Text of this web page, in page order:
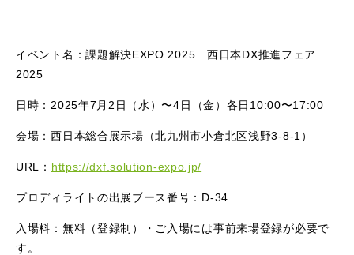
イベント名：課題解決EXPO 2025 西日本DX推進フェア
2025
日時：2025年7月2日（水）〜4日（金）各日10:00〜17:00
会場：西日本総合展示場（北九州市小倉北区浅野3-8-1）
URL： https://dxf.solution-expo.jp/
プロディライトの出展ブース番号：D-34
入場料：無料（登録制）・ご入場には事前来場登録が必要で
す。